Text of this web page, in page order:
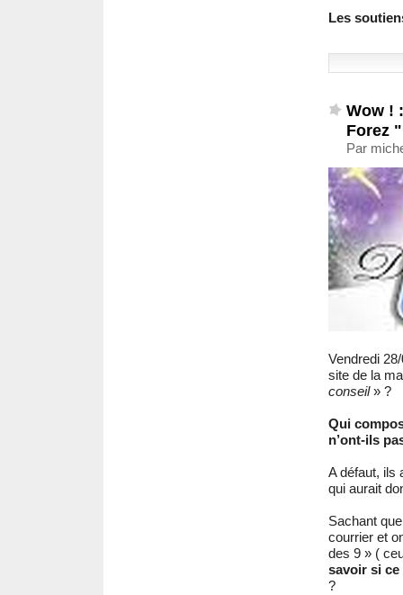
Les
Wow !
Forez "
Par
Vendredi
site de la
conseil» ?
Qui
n’ont-ils
A défaut, ils
qui aurait
Sachant
courrier et
des 9 » (
savoir si ce
?